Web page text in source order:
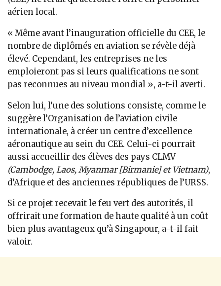
aérien local.
« Même avant l’inauguration officielle du CEE, le
nombre de diplômés en aviation se révèle déjà
élevé. Cependant, les entreprises ne les
emploieront pas si leurs qualifications ne sont
pas reconnues au niveau mondial », a-t-il averti.
Selon lui, l’une des solutions consiste, comme le
suggère l’Organisation de l’aviation civile
internationale, à créer un centre d’excellence
aéronautique au sein du CEE. Celui-ci pourrait
aussi accueillir des élèves des pays CLMV
(Cambodge, Laos, Myanmar [Birmanie] et Vietnam),
d’Afrique et des anciennes républiques de l’URSS.
Si ce projet recevait le feu vert des autorités, il
offrirait une formation de haute qualité à un coût
bien plus avantageux qu’à Singapour, a-t-il fait
valoir.